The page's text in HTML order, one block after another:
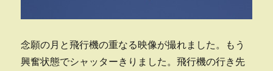
念願の月と飛行機の重なる映像が撮れました。もう
興奮状態でシャッターきりました。飛行機の行き先